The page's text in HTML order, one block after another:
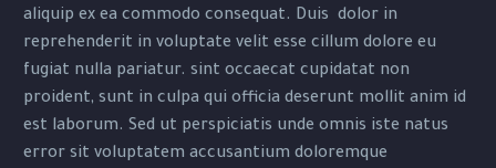
aliquip ex ea commodo consequat. Duis dolor in
reprehenderit in voluptate velit esse cillum dolore eu
fugiat nulla pariatur. sint occaecat cupidatat non
proident, sunt in culpa qui officia deserunt mollit anim id
est laborum. Sed ut perspiciatis unde omnis iste natus
error sit voluptatem accusantium doloremque